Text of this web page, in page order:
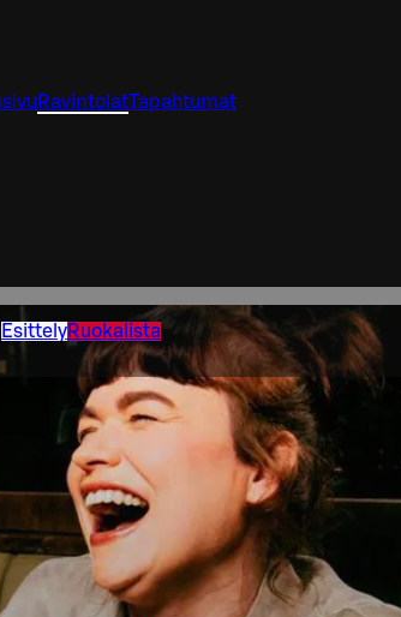
RavintolatTapahtumat
EsittelyRuokalista